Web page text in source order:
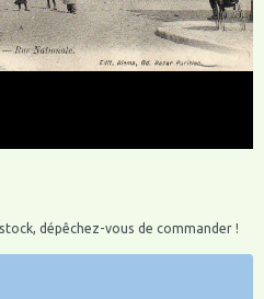
dépêchez-vous de commander !